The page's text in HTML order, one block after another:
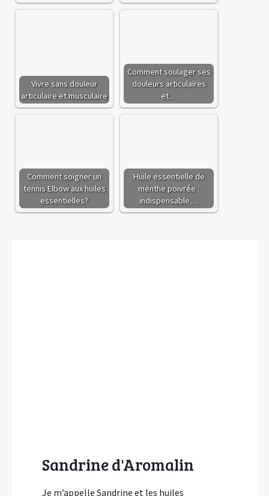
Vivre sans douleur
articulaire et musculaire
Comment soulager ses
douleurs articulaires
et…
Comment soigner un
tennis Elbow aux huiles
essentielles?
Huile essentielle de
menthe poivrée :
indispensable…
Sandrine d'Aromalin
Je m’appelle Sandrine et les huiles